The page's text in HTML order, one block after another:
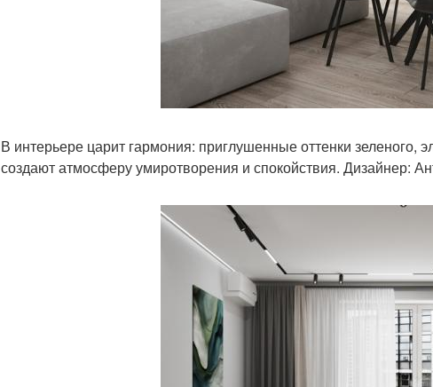
В интерьере царит гармония: приглушенные оттенки зеленого,
создают атмосферу умиротворения и спокойствия. Дизайнер: